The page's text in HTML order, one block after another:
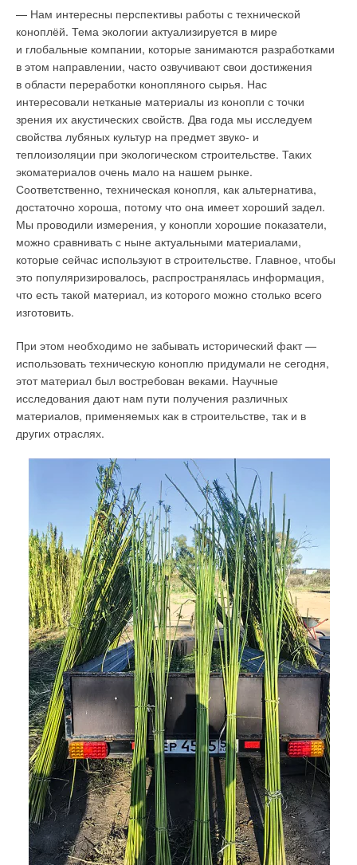
— Нам интересны перспективы работы с технической
коноплёй. Тема экологии актуализируется в мире
и глобальные компании, которые занимаются разработками
в этом направлении, часто озвучивают свои достижения
в области переработки конопляного сырья. Нас
интересовали нетканые материалы из конопли с точки
зрения их акустических свойств. Два года мы исследуем
свойства лубяных культур на предмет звуко- и
теплоизоляции при экологическом строительстве. Таких
экоматериалов очень мало на нашем рынке.
Соответственно, техническая конопля, как альтернатива,
достаточно хороша, потому что она имеет хороший задел.
Мы проводили измерения, у конопли хорошие показатели,
можно сравнивать с ныне актуальными материалами,
которые сейчас используют в строительстве. Главное, чтобы
это популяризировалось, распространялась информация,
что есть такой материал, из которого можно столько всего
изготовить.
При этом необходимо не забывать исторический факт —
использовать техническую коноплю придумали не сегодня,
этот материал был востребован веками. Научные
исследования дают нам пути получения различных
материалов, применяемых как в строительстве, так и в
других отраслях.